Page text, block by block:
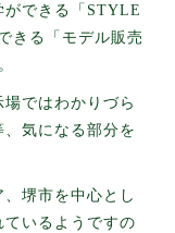
ができる「STYLE
きる「モデル販売
ではわかりづら
気になる部分を
堺市を中心とし
いるようですの